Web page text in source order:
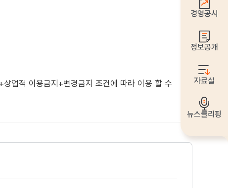
업적 이용금지+변경금지 조건에 따라 이용 할 수
경영공시
정보공개
자료실
뉴스클리핑